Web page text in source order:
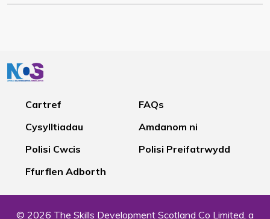
Cartref
FAQs
Cysylltiadau
Amdanom ni
Polisi Cwcis
Polisi Preifatrwydd
Ffurflen Adborth
© 2026 The Skills Development Scotland Co Limited, a